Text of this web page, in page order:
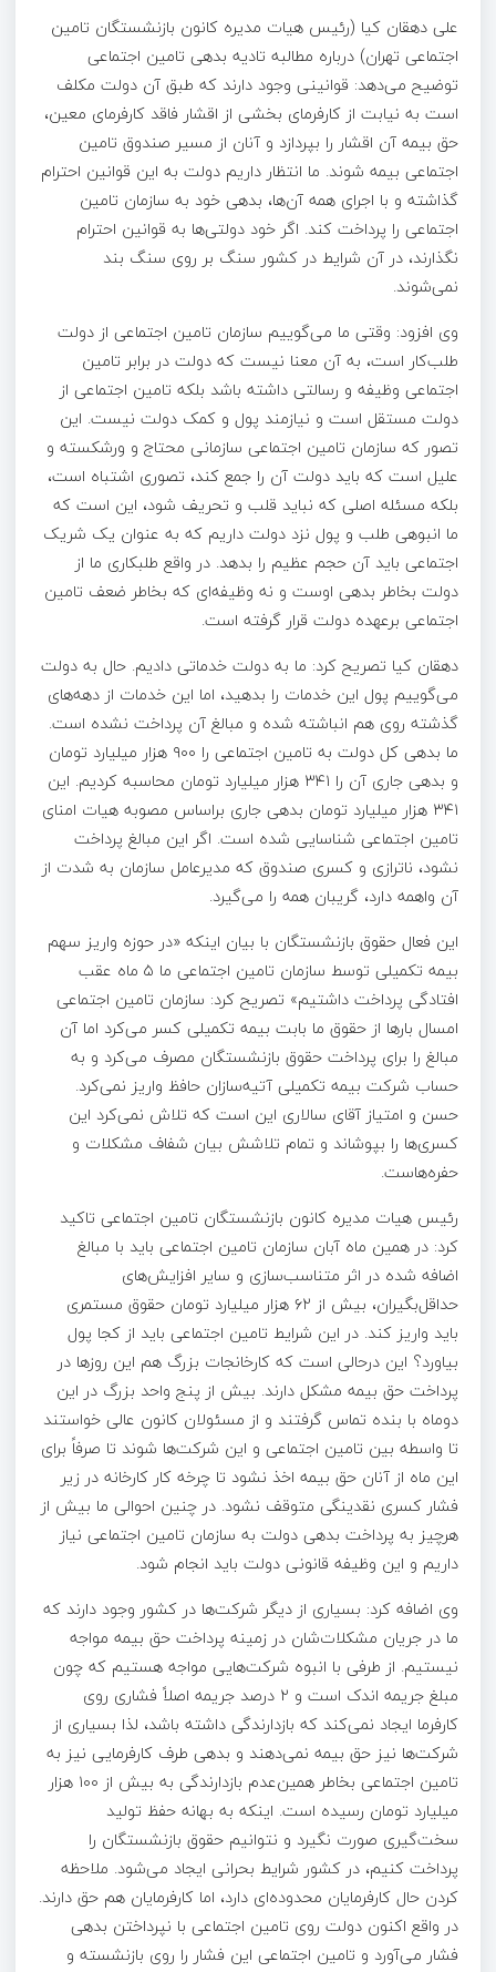
علی دهقان کیا (رئیس هیات مدیره کانون بازنشستگان تامین
اجتماعی تهران) درباره مطالبه تادیه بدهی تامین اجتماعی
توضیح می‌دهد: قوانینی وجود دارند که طبق آن دولت مکلف
است به نیابت از کارفرمای بخشی از اقشار فاقد کارفرمای معین،
حق بیمه آن اقشار را بپردازد و آنان از مسیر صندوق تامین
اجتماعی بیمه شوند. ما انتظار داریم دولت به این قوانین احترام
گذاشته و با اجرای همه آن‌ها، بدهی خود به سازمان تامین
اجتماعی را پرداخت کند. اگر خود دولتی‌ها به قوانین احترام
نگذارند، در آن شرایط در کشور سنگ بر روی سنگ بند
نمی‌شوند.
وی افزود: وقتی ما می‌گوییم سازمان تامین اجتماعی از دولت
طلب‌کار است، به آن معنا نیست که دولت در برابر تامین
اجتماعی وظیفه و رسالتی داشته باشد بلکه تامین اجتماعی از
دولت مستقل است و نیازمند پول و کمک دولت نیست. این
تصور که سازمان تامین اجتماعی سازمانی محتاج و ورشکسته و
علیل است که باید دولت آن را جمع کند، تصوری اشتباه است،
بلکه مسئله اصلی که نباید قلب و تحریف شود، این است که
ما انبوهی طلب و پول نزد دولت داریم که به عنوان یک شریک
اجتماعی باید آن حجم عظیم را بدهد. در واقع طلبکاری ما از
دولت بخاطر بدهی اوست و نه وظیفه‌ای که بخاطر ضعف تامین
اجتماعی برعهده دولت قرار گرفته است.
دهقان کیا تصریح کرد: ما به دولت خدماتی دادیم. حال به دولت
می‌گوییم پول این خدمات را بدهید، اما این خدمات از دهه‌های
گذشته روی هم انباشته شده و مبالغ آن پرداخت نشده است.
ما بدهی کل دولت به تامین اجتماعی را ۹۰۰ هزار میلیارد تومان
و بدهی جاری آن را ۳۴۱ هزار میلیارد تومان محاسبه کردیم. این
۳۴۱ هزار میلیارد تومان بدهی جاری براساس مصوبه هیات امنای
تامین اجتماعی شناسایی شده است. اگر این مبالغ پرداخت
نشود، ناترازی و کسری صندوق که مدیرعامل سازمان به شدت از
آن واهمه دارد، گریبان همه را می‌گیرد.
این فعال حقوق بازنشستگان با بیان اینکه «در حوزه واریز سهم
بیمه تکمیلی توسط سازمان تامین اجتماعی ما ۵ ماه عقب
افتادگی پرداخت داشتیم» تصریح کرد: سازمان تامین اجتماعی
امسال بارها از حقوق ما بابت بیمه تکمیلی کسر می‌کرد اما آن
مبالغ را برای پرداخت حقوق بازنشستگان مصرف می‌کرد و به
حساب شرکت بیمه تکمیلی آتیه‌سازان حافظ واریز نمی‌کرد.
حسن و امتیاز آقای سالاری این است که تلاش نمی‌کرد این
کسری‌ها را بپوشاند و تمام تلاشش بیان شفاف مشکلات و
حفره‌هاست.
رئیس هیات مدیره کانون بازنشستگان تامین اجتماعی تاکید
کرد: در همین ماه آبان سازمان تامین اجتماعی باید با مبالغ
اضافه شده در اثر متناسب‌سازی و سایر افزایش‌های
حداقل‌بگیران، بیش از ۶۲ هزار میلیارد تومان حقوق مستمری
باید واریز کند. در این شرایط تامین اجتماعی باید از کجا پول
بیاورد؟ این درحالی است که کارخانجات بزرگ هم این روزها در
پرداخت حق بیمه مشکل دارند. بیش از پنج واحد بزرگ در این
دوماه با بنده تماس گرفتند و از مسئولان کانون عالی خواستند
تا واسطه بین تامین اجتماعی و این شرکت‌ها شوند تا صرفاً برای
این ماه از آنان حق بیمه اخذ نشود تا چرخه کار کارخانه در زیر
فشار کسری نقدینگی متوقف نشود. در چنین احوالی ما بیش از
هرچیز به پرداخت بدهی دولت به سازمان تامین اجتماعی نیاز
داریم و این وظیفه قانونی دولت باید انجام شود.
وی اضافه کرد: بسیاری از دیگر شرکت‌ها در کشور وجود دارند که
ما در جریان مشکلات‌شان در زمینه پرداخت حق بیمه مواجه
نیستیم. از طرفی با انبوه شرکت‌هایی مواجه هستیم که چون
مبلغ جریمه اندک است و ۲ درصد جریمه اصلاً فشاری روی
کارفرما ایجاد نمی‌کند که بازدارندگی داشته باشد، لذا بسیاری از
شرکت‌ها نیز حق بیمه نمی‌دهند و بدهی طرف کارفرمایی نیز به
تامین اجتماعی بخاطر همین‌عدم بازدارندگی به بیش از ۱۰۰ هزار
میلیارد تومان رسیده است. اینکه به بهانه حفظ تولید
سخت‌گیری صورت نگیرد و نتوانیم حقوق بازنشستگان را
پرداخت کنیم، در کشور شرایط بحرانی ایجاد می‌شود. ملاحظه
کردن حال کارفرمایان محدوده‌ای دارد، اما کارفرمایان هم حق دارند.
در واقع اکنون دولت روی تامین اجتماعی با نپرداختن بدهی
فشار می‌آورد و تامین اجتماعی این فشار را روی بازنشسته و